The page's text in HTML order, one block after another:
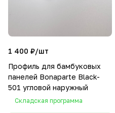
1 400 ₽/шт
Профиль для бамбуковых
панелей Bonaparte Black-
501 угловой наружный
Складская программа